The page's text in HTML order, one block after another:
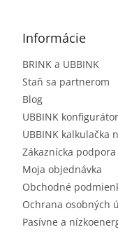
Informácie
BRINK a UBBINK
Staň sa partnerom
Blog
UBBINK
UBBINK kalkulačka
Zákaznícka podpora
Moja objednávka
Obchodné
Ochrana osobných
Pasívne a